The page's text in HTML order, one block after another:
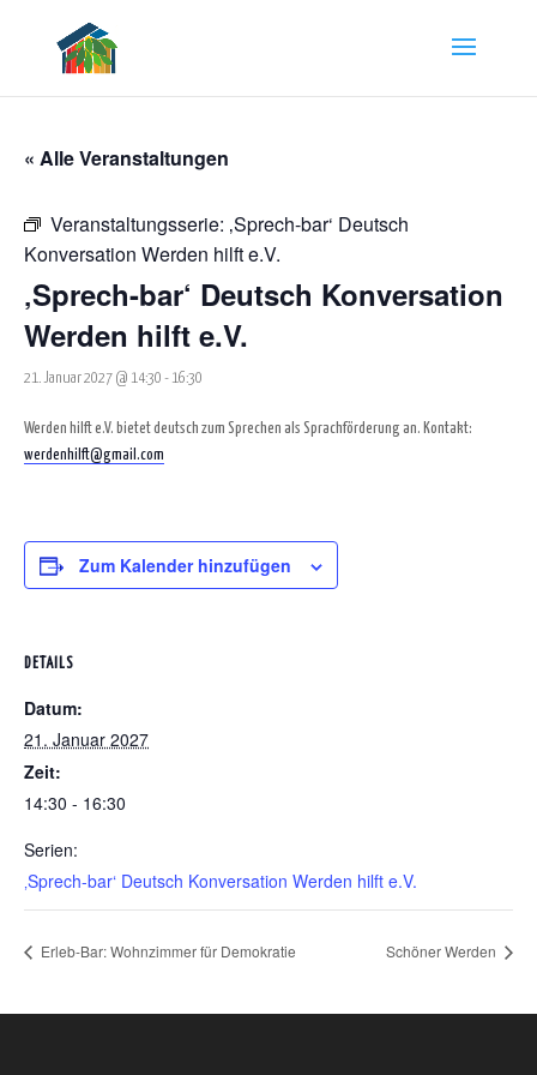
« Alle Veranstaltungen
Veranstaltungsserie: ‚Sprech-bar‘ Deutsch
Konversation Werden hilft e.V.
‚Sprech-bar‘ Deutsch Konversation
Werden hilft e.V.
21. Januar 2027 @ 14:30 - 16:30
Werden hilft e.V. bietet deutsch zum Sprechen als Sprachförderung an. Kontakt:
werdenhilft@gmail.com
Zum Kalender hinzufügen
DETAILS
Datum:
21. Januar 2027
Zeit:
14:30 - 16:30
Serien:
‚Sprech-bar‘ Deutsch Konversation Werden hilft e.V.
Erleb-Bar: Wohnzimmer für Demokratie Schöner Werden